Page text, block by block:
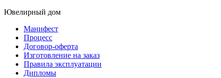
Ювелирный дом
Манифест
Процесс
Договор-оферта
Изготовление на заказ
Правила эксплуатации
Дипломы